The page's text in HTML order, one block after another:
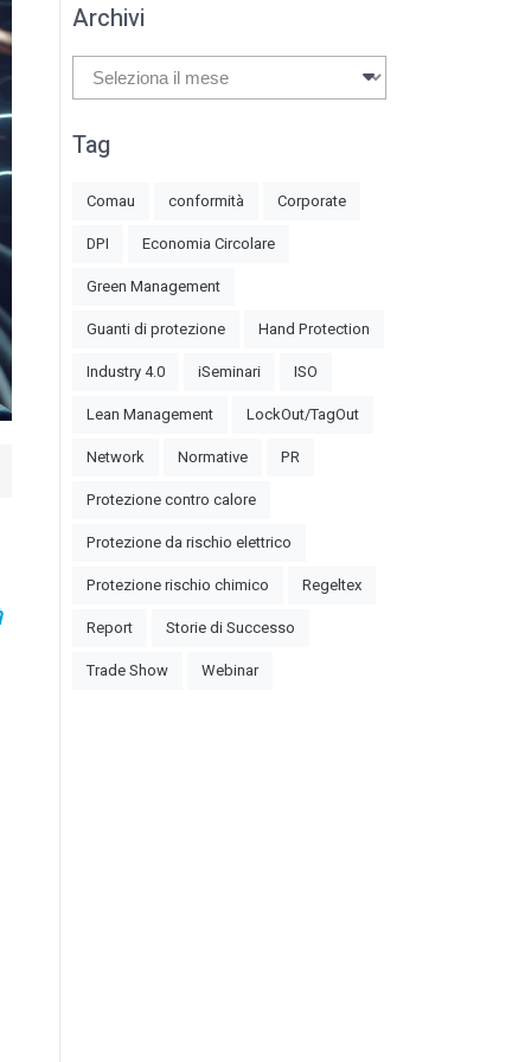
Archivi
Archivi
Tag
Comau conformità
Corporate
DPI
Economia Circolare
Green Management
Guanti di protezione
Hand Protection
Industry 4.0
iSeminari
ISO
Lean Management
LockOut/TagOut
Network
Normative
PR
Protezione contro calore
Protezione da rischio elettrico
Protezione rischio chimico
Regeltex
Report
Storie di Successo
Trade Show
Webinar